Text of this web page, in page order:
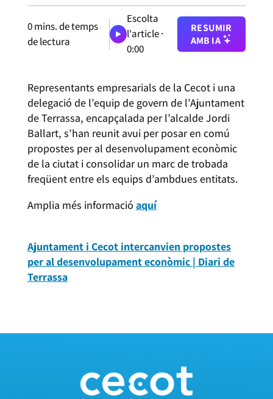
0mins. de temps
de lectura
Escolta
l'article ·
0:00
RESUMIR
AMB IA
Representants empresarials de la Cecot i una
delegació de l’equip de govern de l’Ajuntament
de Terrassa, encapçalada per l’alcalde Jordi
Ballart, s’han reunit avui per posar en comú
propostes per al desenvolupament econòmic
de la ciutat i consolidar un marc de trobada
freqüent entre els equips d’ambdues entitats.
Amplia més informació aquí
Ajuntament i Cecot intercanvien propostes
per al desenvolupament econòmic | Diari de
Terrassa